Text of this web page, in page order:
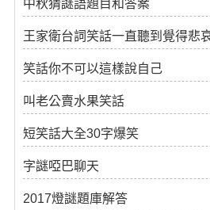
中秋猜謎語題目和答案
王家衛台詞笑話一直聽到覺得悲
笑話你不可以這樣說自己
叫老公賣水果笑話
短笑話大全30字爆笑
字謎啞巴聊天
2017燈謎題庫解答